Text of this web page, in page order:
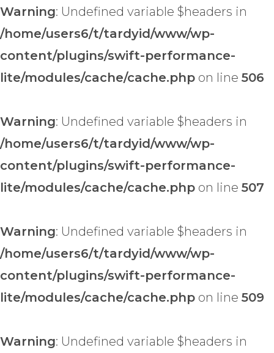
Warning: Undefined variable $headers in
/home/users6/t/tardyid/www/wp-
content/plugins/swift-performance-
lite/modules/cache/cache.php on line 506
Warning: Undefined variable $headers in
/home/users6/t/tardyid/www/wp-
content/plugins/swift-performance-
lite/modules/cache/cache.php on line 507
Warning: Undefined variable $headers in
/home/users6/t/tardyid/www/wp-
content/plugins/swift-performance-
lite/modules/cache/cache.php on line 509
Warning: Undefined variable $headers in